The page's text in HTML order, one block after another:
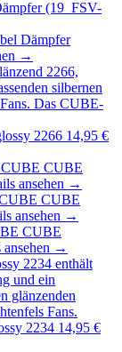
Dämpfer
→
2266 14,95 €
CUBE CUBE
ansehen →
CUBE
ansehen →
CUBE
ansehen →
2234 14,95 €